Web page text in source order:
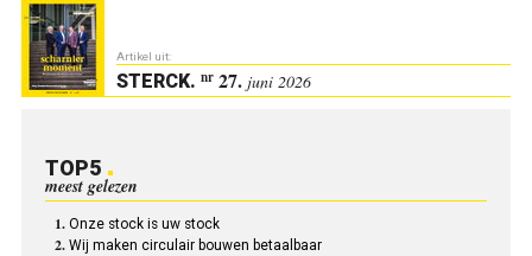
Artikel uit:
STERCK. nr27. juni 2026
TOP5
meest gelezen
Onze stock is uw stock
Wij maken circulair bouwen betaalbaar